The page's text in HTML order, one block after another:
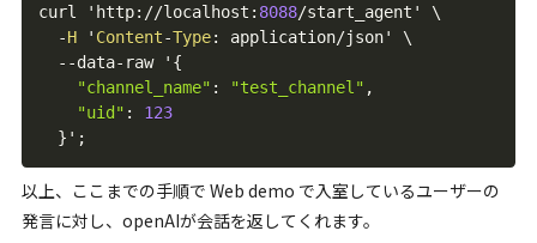
curl 'http: //localhost : 8088/
-H ' Content-Type: application/json' \
--data- raw ' {
"channel_name" : "test_channel" ,
"uid" :
123
} ' ;
以上、ここまでの手順で Web demo で入室しているユーザーの
発言に対し、openAIが会話を返してくれます。